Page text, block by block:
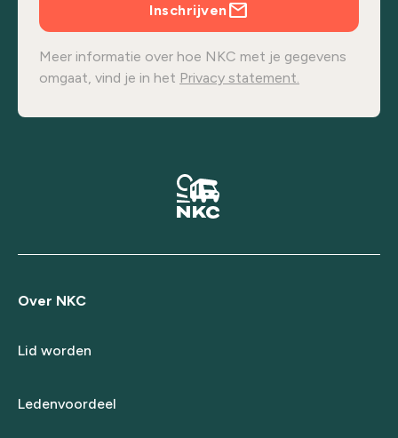
Inschrijven
Meer informatie over hoe NKC met je gegevens
omgaat, vind je in het Privacy statement.
Over NKC
Lid worden
Ledenvoordeel